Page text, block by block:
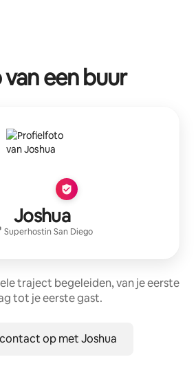
van een buur
Joshua
Superhostin San Diego
traject begeleiden, van je eerste
tot je eerste gast.
op met Joshua